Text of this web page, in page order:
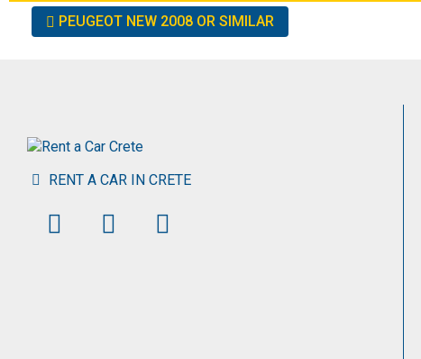
Other
cars
PEUGEOT NEW 2008 OR SIMILAR
RENT A CAR IN CRETE